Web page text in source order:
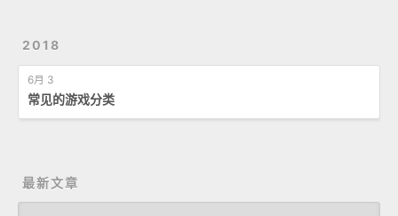
2018
6月 3
常见的游戏分类
最新文章